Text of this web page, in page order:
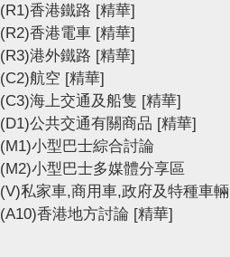
(R1)香港鐵路 [精華]
(R2)香港電車 [精華]
(R3)港外鐵路 [精華]
(C2)航空 [精華]
(C3)海上交通及船隻 [精華]
(D1)公共交通有關商品 [精華]
(M1)小型巴士綜合討論
(M2)小型巴士多媒體分享區
(V)私家車,商用車,政府及特種車輛
(A10)香港地方討論 [精華]